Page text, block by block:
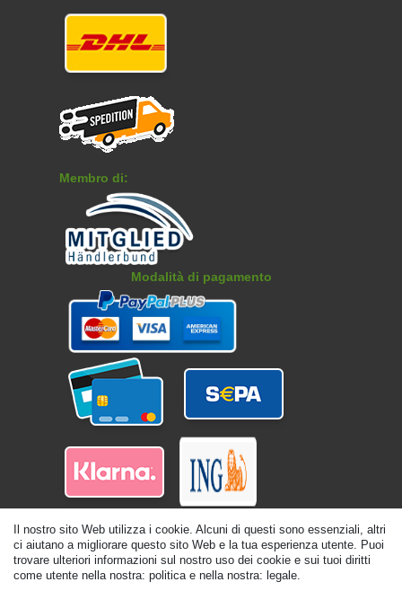
Il nostro sito Web utilizza i cookie. Alcuni di questi sono essenziali, altri
ci aiutano a migliorare questo sito Web e la tua esperienza utente. Puoi
trovare ulteriori informazioni sul nostro uso dei cookie e sui tuoi diritti
come utente nella nostra: politica e nella nostra: legale.
Membro di:
Modalità di pagamento